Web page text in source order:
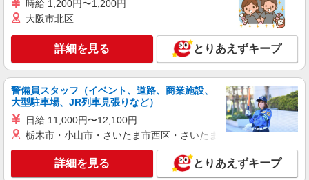
派遣社員
株式会社kotrio /●MT-H-1959326
笛吹市｜リハビリ補助などのデイサービス
STAFF♪未経験OK
時給1500円〜2125円 ＜日払い有/週払い有/交
通費全支給(ガソリン代含む)＞
笛吹市
キープ 詳細を見る
株式会社kotrio /●MT-H-2068553
時給 1,200円〜1,200円
大阪市北区
詳細を見る とりあえずキープ
警備員スタッフ（イベント、道路、商業施設、
大型駐車場、JR列車見張りなど）
日給 11,000円〜12,100円
栃木市・小山市・さいたま市西区・さいたま市岩槻区・久喜市・
詳細を見る とりあえずキープ